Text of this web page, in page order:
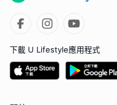
下載 U Lifestyle應用程式